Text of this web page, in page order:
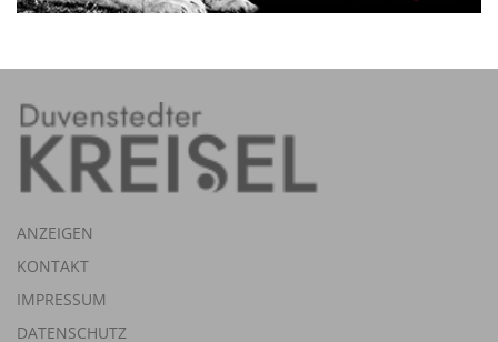
ANZEIGEN
KONTAKT
IMPRESSUM
DATENSCHUTZ